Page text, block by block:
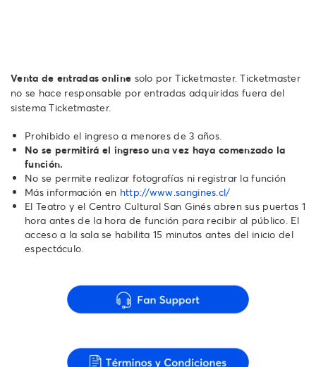
Venta de entradas online solo por Ticketmaster. Ticketmaster
no se hace responsable por entradas adquiridas fuera del
sistema Ticketmaster.
Prohibido el ingreso a menores de 3 años.
No se permitirá el ingreso una vez haya comenzado la
función.
No se permite realizar fotografías ni registrar la función
Más información en http://www.sangines.cl/
El Teatro y el Centro Cultural San Ginés abren sus puertas 1
hora antes de la hora de función para recibir al público. El
acceso a la sala se habilita 15 minutos antes del inicio del
espectáculo.